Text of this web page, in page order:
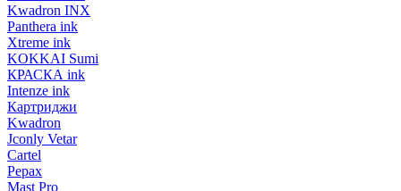
Kwadron INX
Panthera ink
Xtreme ink
KOKKAI Sumi
КРАСКА ink
Intenze ink
Картриджи
Kwadron
Jconly Vetar
Cartel
Pepax
Mast Pro